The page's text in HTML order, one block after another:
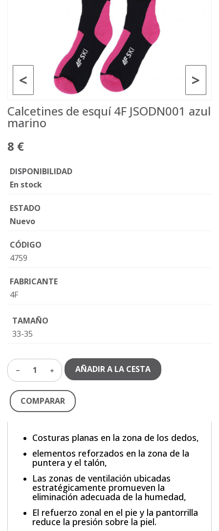
>
<
Calcetines de esquí 4F JSODN001 azul
marino
8 €
DISPONIBILIDAD
En stock
ESTADO
Nuevo
CÓDIGO
4759
FABRICANTE
4F
TAMAÑO
33-35
1 AÑADIR A LA CESTA
COMPARAR
Costuras planas en la zona de los dedos,
elementos reforzados en la zona de la
puntera y el talón,
Las zonas de ventilación ubicadas
estratégicamente promueven la
eliminación adecuada de la humedad,
El refuerzo zonal en el pie y la pantorrilla
reduce la presión sobre la piel.